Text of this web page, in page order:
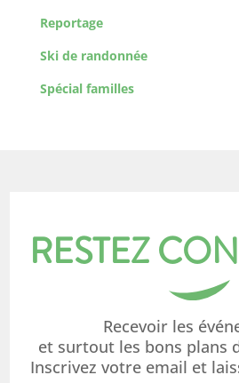
Reportage
Ski de randonnée
Spécial familles
RESTEZ
Recevoir les
et surtout les bons plans
Inscrivez votre email et